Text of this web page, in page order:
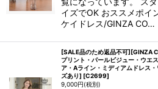
イズでOK おススメポイ
ケイドレス/GINZA CO…
[SALE品のため返品不可][GINZA
プリント・パールビジュー・ウエ
ア・Aライン・ミディアムドレス
ズあり] [C2699]
9,000円(税別)